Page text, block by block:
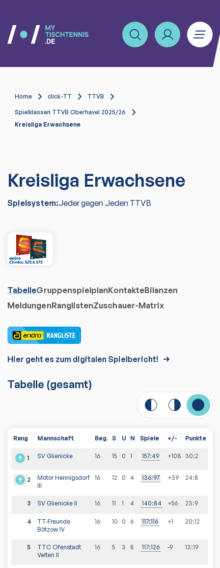
Home click-TT TTVB
Spielklassen TTVB Oberhavel 2025/26
Kreisliga Erwachsene
Kreisliga Erwachsene
Spielsystem:Jeder gegen Jeden TTVB
TabelleGruppenspielplanKontakteBilanzen
MeldungenRanglistenZuschauer-Matrix
Hier geht es zum digitalen Spielbericht!
Tabelle (gesamt)
Rang Mannschaft Beg. S U N Spiele +/- Punkte
1 SV Glienicke 16 15 0 1 157:49 +108 30:2
2
Motor Hennigsdorf
III
16 12 0 4 136:97 +39 24:8
3 SV Glienicke II 16 11 1 4 140:84 +56 23:9
4
TT-Freunde
Bötzow IV
16 10 0 6 117:116 +1 20:12
5
TTC Ofenstadt
Velten II
16 5 3 8 117:126 -9 13:19